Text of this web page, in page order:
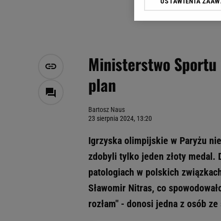
Ministerstwo Sportu
plan
Bartosz Naus
23 sierpnia 2024, 13:20
Igrzyska olimpijskie w Paryżu
zdobyli tylko jeden złoty medal.
patologiach w polskich
Sławomir Nitras, co
rozłam" - donosi jedna z osób
Klikając „Akceptuję”
Zaufanych Partnerów i
My, nasi Zaufani
Użycie dokładnych